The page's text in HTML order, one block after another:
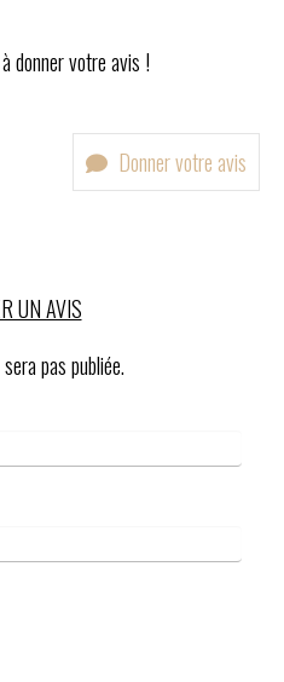
donner votre avis !
Donner votre avis
UN AVIS
pas publiée.